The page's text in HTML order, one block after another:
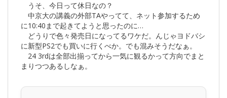
うそ、今日って休日なの？
中京大の講義の外部TAやってて、ネット参加するため
に10:40まで起きてようと思ったのに…
どうりで色々発売日になってるワケだ。んじゃヨドバシ
に新型PS2でも買いに行くべか。でも混みそうだなぁ。
24 3rdは全部出揃ってから一気に観るかって方向でまと
まりつつあるしなぁ。